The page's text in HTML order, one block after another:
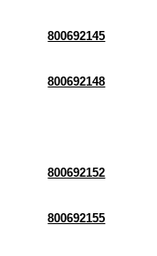
800692145
800692148
800692152
800692155